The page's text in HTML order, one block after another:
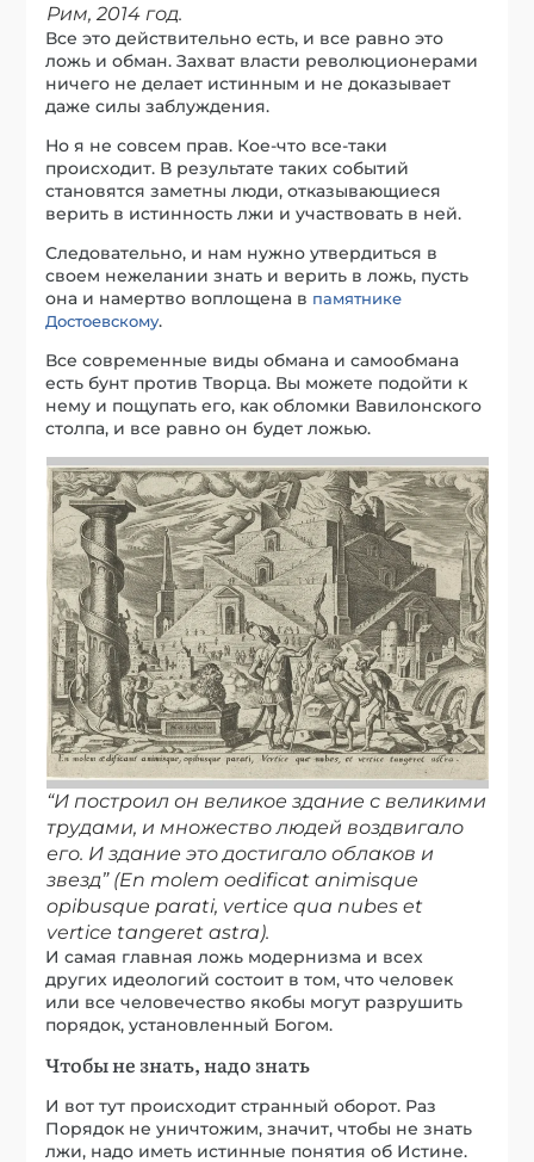
Рим, 2014 год.
Все это действительно есть, и все равно это
ложь и обман. Захват власти революционерами
ничего не делает истинным и не доказывает
даже силы заблуждения.
Но я не совсем прав. Кое-что все-таки
происходит. В результате таких событий
становятся заметны люди, отказывающиеся
верить в истинность лжи и участвовать в ней.
Следовательно, и нам нужно утвердиться в
своем нежелании знать и верить в ложь, пусть
она и намертво воплощена в памятнике
Достоевскому.
Все современные виды обмана и самообмана
есть бунт против Творца. Вы можете подойти к
нему и пощупать его, как обломки Вавилонского
столпа, и все равно он будет ложью.
“И построил он великое здание с великими
трудами, и множество людей воздвигало
его. И здание это достигало облаков и
звезд” (En molem oedificat animisque
opibusque parati, vertice qua nubes et
vertice tangeret astra).
И самая главная ложь модернизма и всех
других идеологий состоит в том, что человек
или все человечество якобы могут разрушить
порядок, установленный Богом.
Чтобы не знать, надо знать
И вот тут происходит странный оборот. Раз
Порядок не уничтожим, значит, чтобы не знать
лжи, надо иметь истинные понятия об Истине.